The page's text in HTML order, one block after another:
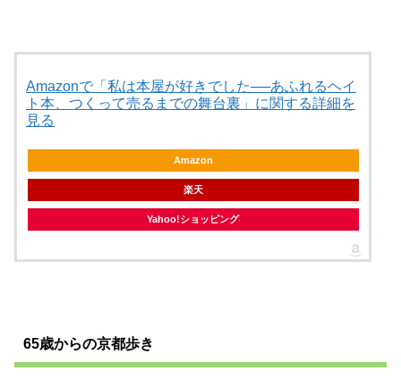
Amazonで「私は本屋が好きでした──あふれるヘイ
ト本、つくって売るまでの舞台裏」に関する詳細を
見る
Amazon
楽天
Yahoo!ショッピング
65歳からの京都歩き